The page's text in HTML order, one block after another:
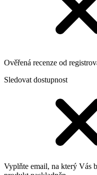
Ověřená recenze od
Sledovat dostupnost
Vyplňte email, na který Vás